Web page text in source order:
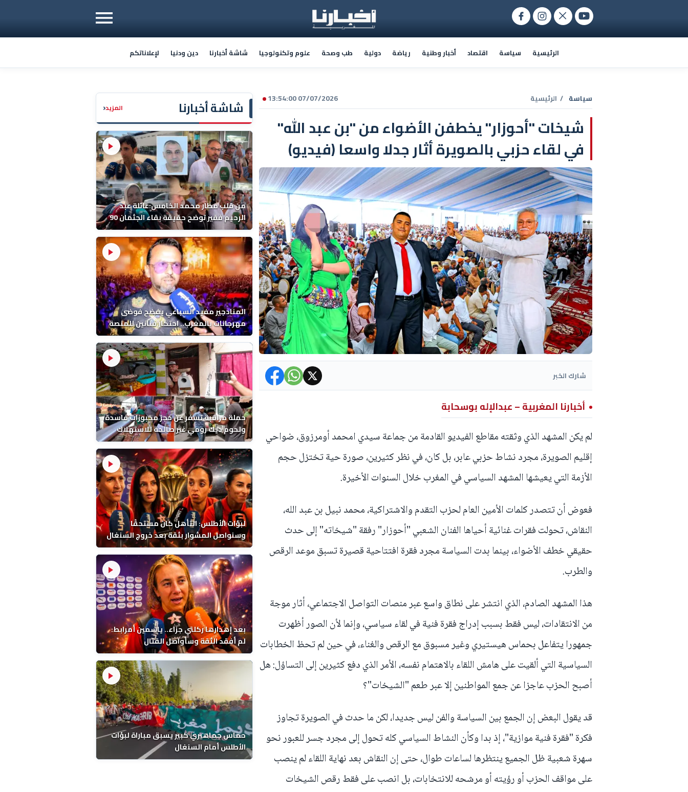
الرئيسية سياسة اقتصاد أخبار وطنية رياضة دولية طب وصحة علوم وتكنولوجيا شاشة أخبارنا دين ودنيا لإعلاناتكم
شاشة أخبارنا المزيد‹
من قلب مطار محمد الخامس:عائلة عبد
الرحيم فقير توضح حقيقة بقاء الجثمان 90
يوماً قبل إعادته إلى المغرب
المنادجير مفيد السباعي يفضح فوضى
مهرجانات بالمغرب.. احتكار فنانين للمنصة
واقصاء اخرين
حملة مراقبة تسفر عن حجز مخبوزات فاسدة
ولحوم ديك رومي غير صالحة للاستهلاك
بالحي الحسني
لبؤات الأطلس: التأهل كان مستحقًا
وسنواصل المشوار بثقة بعد خروج السنغال
بعد إهدارها ركلتي جزاء.. ياسمين أمرابط:
لم أفقد الثقة وسأواصل القتال
حماس جماهيري كبير يسبق مباراة لبؤات
الأطلس أمام السنغال
07/07/2026 13:54:00 سياسة / الرئيسية
شيخات "أحوزار" يخطفن الأضواء من "بن عبد الله"
في لقاء حزبي بالصويرة أثار جدلا واسعا (فيديو)
شارك الخبر
أخبارنا المغربية – عبدالإله بوسحابة
لم يكن المشهد الذي وثقته مقاطع الفيديو القادمة من جماعة سيدي امحمد أومرزوق، ضواحي
إقليم الصويرة، مجرد نشاط حزبي عابر، بل كان، في نظر كثيرين، صورة حية تختزل حجم
الأزمة التي يعيشها المشهد السياسي في المغرب خلال السنوات الأخيرة.
فعوض أن تتصدر كلمات الأمين العام لحزب التقدم والاشتراكية، محمد نبيل بن عبد الله،
النقاش، تحولت فقرات غنائية أحياها الفنان الشعبي "أحوزار" رفقة "شيخاته" إلى حدث
حقيقي خطف الأضواء، بينما بدت السياسة مجرد فقرة افتتاحية قصيرة تسبق موعد الرقص
والطرب.
هذا المشهد الصادم، الذي انتشر على نطاق واسع عبر منصات التواصل الاجتماعي، أثار موجة
من الانتقادات، ليس فقط بسبب إدراج فقرة فنية في لقاء سياسي، وإنما لأن الصور أظهرت
جمهورا يتفاعل بحماس هيستيري وغير مسبوق مع الرقص والغناء، في حين لم تحظ الخطابات
السياسية التي ألقيت على هامش اللقاء بالاهتمام نفسه، الأمر الذي دفع كثيرين إلى التساؤل: هل
أصبح الحزب عاجزا عن جمع المواطنين إلا عبر طعم "الشيخات"؟
قد يقول البعض إن الجمع بين السياسة والفن ليس جديدا، لكن ما حدث في الصويرة تجاوز
فكرة "فقرة فنية موازية"، إذ بدا وكأن النشاط السياسي كله تحول إلى مجرد جسر للعبور نحو
سهرة شعبية ظل الجميع ينتظرها لساعات طوال، حتى إن النقاش بعد نهاية اللقاء لم ينصب
على مواقف الحزب أو رؤيته أو مرشحه للانتخابات، بل انصب على فقط رقص الشيخات